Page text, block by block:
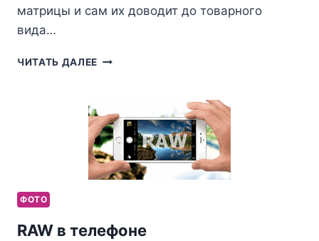
матрицы и сам их доводит до товарного
вида…
ЧИТАТЬ ДАЛЕЕ ЦВЕТ
RAW
ФОТО
RAW в телефоне